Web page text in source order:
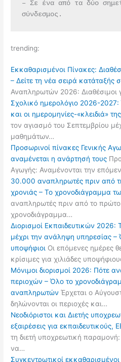
– Σε ένα από τα δύο
σύνδεσμος.
trending:
Εκκαθαρισμένοι Πίνακες:
– Δείτε τη νέα σειρά κατάταξής
Αναπληρωτών 2026: Διαθέσιμοι
Σχολικό ημερολόγιο 2026-2027:
και οι ημερομηνίες-«κλειδιά»
τον αγιασμό του Σεπτεμβρίου
μαθημάτων…
Προσωρινοί πίνακες Γενικής
αναμένεται η ανάρτησή τους
Αγωγής: Αναμένονται την
30.000 αναπληρωτές πριν από
χρονιάς – Το χρονοδιάγραμμα
αναπληρωτές πριν από το πρώτο
χρονοδιάγραμμα…
Διορισμοί Εκπαιδευτικών
μέχρι την ανάληψη υπηρεσίας –
υποψήφιοι Οι επόμενες ημέρες
κρίσιμες για χιλιάδες
Μόνιμοι διορισμοί 2026: Πότε
περιοχών – Όλο το
αναπληρωτών Έρχεται ο
δηλώνονται οι περιοχές και…
Νεοδιόριστοι και Διετής
εξαιρέσεις για εκπαιδευτικούς,
τη διετή υποχρεωτική παραμονή:
να…
Συγκεντρωτικοί